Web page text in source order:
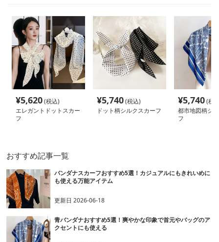
¥5,620(税込)
エレガントドットスカー
フ
¥5,740(税込)
ドット柄シルクスカーフ
¥5,740(税
都市地図柄シ
フ
おすすめ記事一覧
バンダナスカーフおすすめ5選！カジュアルにもきれいめに
も使える万能アイテム
更新日2026-06-18
青バンダナおすすめ5選！爽やかな印象で首元やバッグのア
クセントにも使える